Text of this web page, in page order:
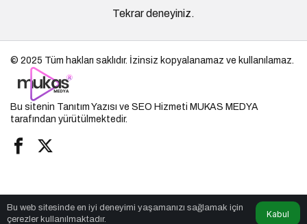
Tekrar deneyiniz.
Bu web sitesinde en iyi deneyimi yaşamanızı sağlamak için
çerezler kullanılmaktadır.
Kabul
© 2025 Tüm hakları saklıdır. İzinsiz kopyalanamaz ve kullanılamaz.
Bu sitenin Tanıtım Yazısı ve SEO Hizmeti MUKAS MEDYA
tarafından yürütülmektedir.